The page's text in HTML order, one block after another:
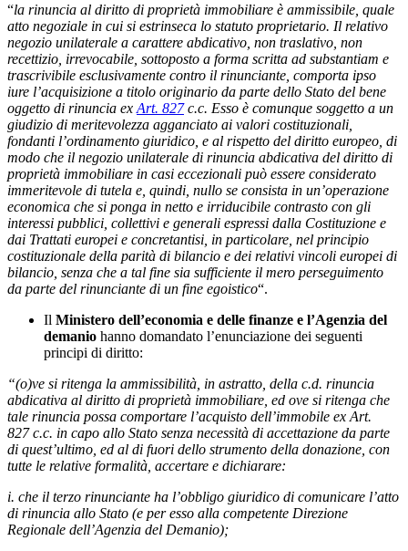
“la rinuncia al diritto di proprietà immobiliare è ammissibile, quale
atto negoziale in cui si estrinseca lo statuto proprietario. Il relativo
negozio unilaterale a carattere abdicativo, non traslativo, non
recettizio, irrevocabile, sottoposto a forma scritta ad substantiam e
trascrivibile esclusivamente contro il rinunciante, comporta ipso
iure l’acquisizione a titolo originario da parte dello Stato del bene
oggetto di rinuncia ex Art. 827c.c. Esso è comunque soggetto a un
giudizio di meritevolezza agganciato ai valori costituzionali,
fondanti l’ordinamento giuridico, e al rispetto del diritto europeo, di
modo che il negozio unilaterale di rinuncia abdicativa del diritto di
proprietà immobiliare in casi eccezionali può essere considerato
immeritevole di tutela e, quindi, nullo se consista in un’operazione
economica che si ponga in netto e irriducibile contrasto con gli
interessi pubblici, collettivi e generali espressi dalla Costituzione e
dai Trattati europei e concretantisi, in particolare, nel principio
costituzionale della parità di bilancio e dei relativi vincoli europei di
bilancio, senza che a tal fine sia sufficiente il mero perseguimento
da parte del rinunciante di un fine egoistico“.
Il Ministero dell’economia e delle finanze e l’Agenzia del
demanio hanno domandato l’enunciazione dei seguenti
principi di diritto:
“(o)ve si ritenga la ammissibilità, in astratto, della c.d. rinuncia
abdicativa al diritto di proprietà immobiliare, ed ove si ritenga che
tale rinuncia possa comportare l’acquisto dell’immobile ex Art.
827 c.c. in capo allo Stato senza necessità di accettazione da parte
di quest’ultimo, ed al di fuori dello strumento della donazione, con
tutte le relative formalità, accertare e dichiarare:
i. che il terzo rinunciante ha l’obbligo giuridico di comunicare l’atto
di rinuncia allo Stato (e per esso alla competente Direzione
Regionale dell’Agenzia del Demanio);